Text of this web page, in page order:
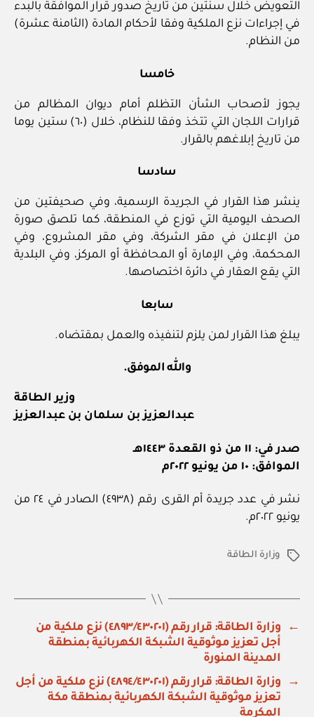
التعويض خلال سنتين من تاريخ صدور قرار الموافقة بالبدء
في إجراءات نزع الملكية وفقا لأحكام المادة (الثامنة عشرة)
من النظام.
خامسا
يجوز لأصحاب الشأن التظلم أمام ديوان المظالم من
قرارات اللجان التي تتخذ وفقا للنظام، خلال (٦٠) ستين يوما
من تاريخ إبلاغهم بالقرار.
سادسا
ينشر هذا القرار في الجريدة الرسمية، وفي صحيفتين من
الصحف اليومية التي توزع في المنطقة، كما تلصق صورة
من الإعلان في مقر الشركة، وفي مقر المشروع، وفي
المحكمة، وفي الإمارة أو المحافظة أو المركز، وفي البلدية
التي يقع العقار في دائرة اختصاصها.
سابعا
يبلغ هذا القرار لمن يلزم لتنفيذه والعمل بمقتضاه.
والله الموفق.
وزير الطاقة
عبدالعزيز بن سلمان بن عبدالعزيز
صدر في: ١١ من ذو القعدة ١٤٤٣هـ
الموافق: ١٠ من يونيو ٢٠٢٢م
نشر في عدد جريدة أم القرى رقم (٤٩٣٨) الصادر في ٢٤ من
يونيو ٢٠٢٢م.
الوسوموزارة الطاقة
←
وزارة الطاقة: قرار رقم (٤٨٩٣/٤٣٠٢٠١) نزع ملكية من
أجل تعزيز موثوقية الشبكة الكهربائية بمنطقة
المدينة المنورة
→
وزارة الطاقة: قرار رقم (٤٨٩٤/٤٣٠٢٠١) نزع ملكية من أجل
تعزيز موثوقية الشبكة الكهربائية بمنطقة مكة
المكرمة